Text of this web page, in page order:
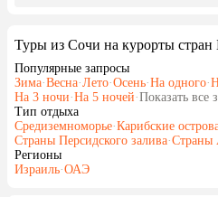
Туры из Сочи на курорты стран
Популярные запросы
Зима·Весна·Лето·Осень·На одного·
На 3 ночи·На 5 ночей·Показать все
Тип отдыха
Средиземноморье·Карибские
Страны Персидского залива·Страны
Регионы
Израиль·ОАЭ